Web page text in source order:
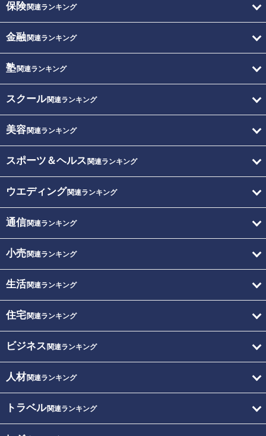
保険関連ランキング
金融関連ランキング
塾関連ランキング
スクール関連ランキング
美容関連ランキング
スポーツ＆ヘルス 関連ランキング
ウエディング関連ランキング
通信関連ランキング
小売関連ランキング
生活関連ランキング
住宅関連ランキング
ビジネス 関連ランキング
人材関連ランキング
トラベル関連ランキング